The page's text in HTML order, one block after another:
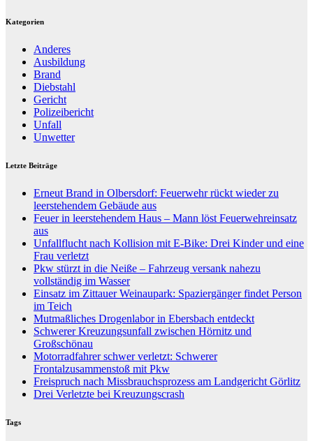
Kategorien
Anderes
Ausbildung
Brand
Diebstahl
Gericht
Polizeibericht
Unfall
Unwetter
Letzte Beiträge
Erneut Brand in Olbersdorf: Feuerwehr rückt wieder zu
leerstehendem Gebäude aus
Feuer in leerstehendem Haus – Mann löst Feuerwehreinsatz
aus
Unfallflucht nach Kollision mit E-Bike: Drei Kinder und eine
Frau verletzt
Pkw stürzt in die Neiße – Fahrzeug versank nahezu
vollständig im Wasser
Einsatz im Zittauer Weinaupark: Spaziergänger findet Person
im Teich
Mutmaßliches Drogenlabor in Ebersbach entdeckt
Schwerer Kreuzungsunfall zwischen Hörnitz und
Großschönau
Motorradfahrer schwer verletzt: Schwerer
Frontalzusammenstoß mit Pkw
Freispruch nach Missbrauchsprozess am Landgericht Görlitz
Drei Verletzte bei Kreuzungscrash
Tags